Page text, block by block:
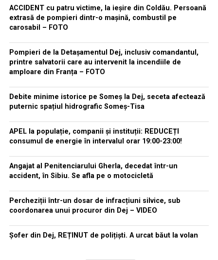
ACCIDENT cu patru victime, la ieșire din Coldău. Persoană
extrasă de pompieri dintr-o mașină, combustil pe
carosabil – FOTO
Pompieri de la Detașamentul Dej, inclusiv comandantul,
printre salvatorii care au intervenit la incendiile de
amploare din Franța – FOTO
Debite minime istorice pe Someș la Dej, seceta afectează
puternic spațiul hidrografic Someș-Tisa
APEL la populație, companii și instituții: REDUCEȚI
consumul de energie în intervalul orar 19:00-23:00!
Angajat al Penitenciarului Gherla, decedat într-un
accident, în Sibiu. Se afla pe o motocicletă
Percheziții într-un dosar de infracțiuni silvice, sub
coordonarea unui procuror din Dej – VIDEO
Șofer din Dej, REȚINUT de polițiști. A urcat băut la volan